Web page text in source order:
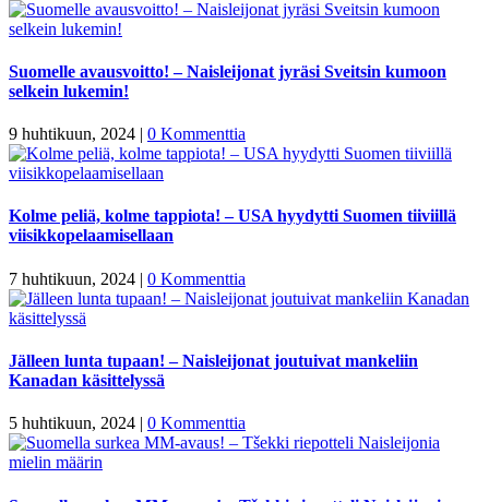
Suomelle avausvoitto! – Naisleijonat jyräsi Sveitsin kumoon
selkein lukemin!
9 huhtikuun, 2024 | 0 Kommenttia
Kolme peliä, kolme tappiota! – USA hyydytti Suomen tiiviillä
viisikkopelaamisellaan
7 huhtikuun, 2024 | 0 Kommenttia
Jälleen lunta tupaan! – Naisleijonat joutuivat mankeliin
Kanadan käsittelyssä
5 huhtikuun, 2024 | 0 Kommenttia